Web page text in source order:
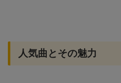
人気曲とその魅力